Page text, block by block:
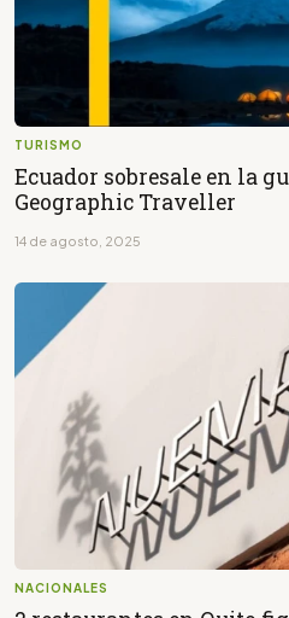
TURISMO
Ecuador sobresale en la
Geographic Traveller
14 de agosto, 2025
NACIONALES